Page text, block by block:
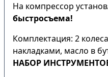
На компрессор
быстросъема!
Комплектация: 2
накладками, масло в
НАБОР